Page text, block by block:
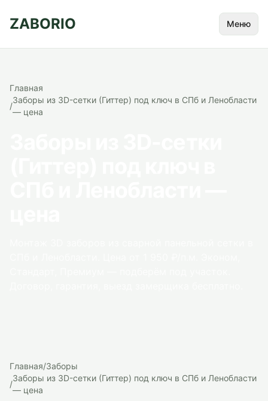
ZABORIO Меню
Главная
/
Заборы из 3D-сетки (Гиттер) под ключ в СПб и Ленобласти
— цена
Главная/Заборы
/
Заборы из 3D-сетки (Гиттер) под ключ в СПб и Ленобласти
— цена